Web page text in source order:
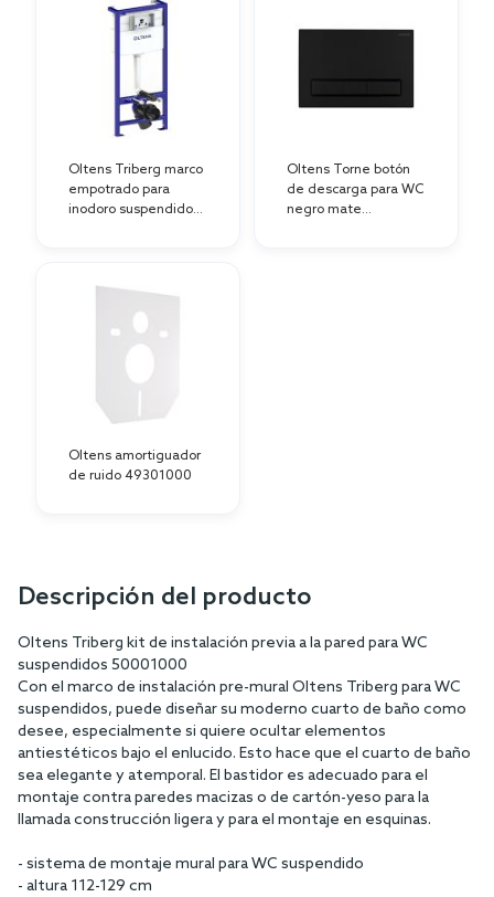
Oltens Triberg marco
empotrado para
inodoro suspendido
Oltens Torne botón
de descarga para WC
negro mate
Oltens amortiguador
de ruido 49301000
Descripción del producto
Oltens Triberg kit de instalación previa a la pared para WC
suspendidos 50001000
Con el marco de instalación pre-mural Oltens Triberg para WC
suspendidos, puede diseñar su moderno cuarto de baño como
desee, especialmente si quiere ocultar elementos
antiestéticos bajo el enlucido. Esto hace que el cuarto de baño
sea elegante y atemporal. El bastidor es adecuado para el
montaje contra paredes macizas o de cartón-yeso para la
llamada construcción ligera y para el montaje en esquinas.
- sistema de montaje mural para WC suspendido
- altura 112-129 cm